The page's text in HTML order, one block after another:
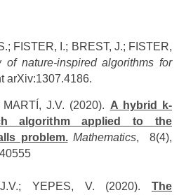
FISTER, I.; BREST, J.; FISTER,
nature‑inspired algorithms for
arXiv:1307.4186.
J.V. (2020). A hybrid k-
algorithm applied to the
problem. Mathematics, 8(4),
YEPES, V. (2020). The